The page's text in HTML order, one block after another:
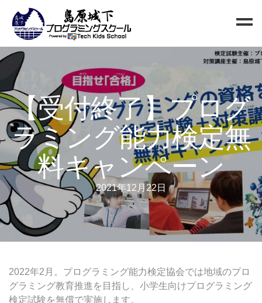
Home
Blog
新規生徒募集
お問い合わせ
クラス
小中高校生向けクラス
QUREO初級クラス
QUREO中級クラス
電子工作部
中高生・社会人向けクラス
クリエイティブクラス
【受付終了】プログ
ラミング能力検定無
料キャンペーン
2021年12月22日
2022年2月。プログラミング能力検定協会では地域のプロ
グラミング教育推進を目指し、小学生向けプログラミング
検定試験を無償で実施します。